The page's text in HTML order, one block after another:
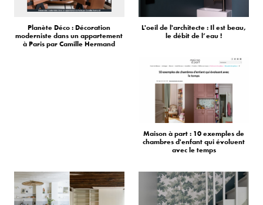
Planète Déco : Décoration
moderniste dans un appartement
à Paris par Camille Hermand
L'oeil de l'architecte : Il est beau,
le débit de l’eau !
Maison à part : 10 exemples de
chambres d'enfant qui évoluent
avec le temps